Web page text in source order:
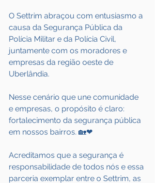
O Settrim abraçou com entusiasmo a
causa da Segurança Pública da
Polícia Militar e da Polícia Civil,
juntamente com os moradores e
empresas da região oeste de
Uberlândia.
Nesse cenário que une comunidade
e empresas, o propósito é claro:
fortalecimento da segurança pública
em nossos bairros. 🏡❤
Acreditamos que a segurança é
responsabilidade de todos nós e essa
parceria exemplar entre o Settrim, as